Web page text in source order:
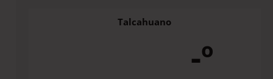
Talcahuano
-º